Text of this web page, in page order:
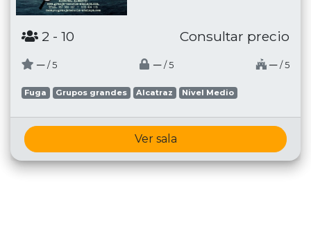
2 - 10 Consultar precio
─ / 5 ─ / 5 ─ / 5
Fuga Grupos grandes Alcatraz Nivel Medio
Ver sala